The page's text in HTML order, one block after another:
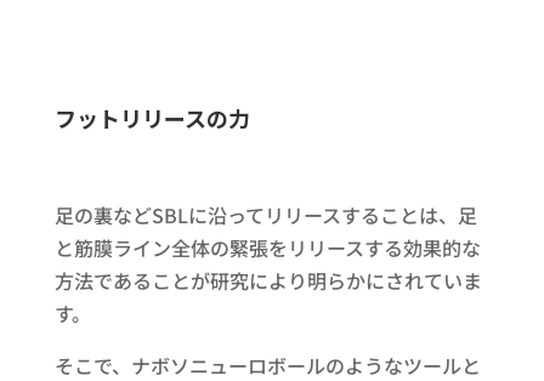
フットリリースの力
足の裏などSBLに沿ってリリースすることは、足
と筋膜ライン全体の緊張をリリースする効果的な
方法であることが研究により明らかにされていま
す。
そこで、ナボソニューロボールのようなツールと